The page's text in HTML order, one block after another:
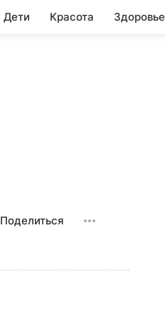
Дети Красота Здоровье
Поделиться